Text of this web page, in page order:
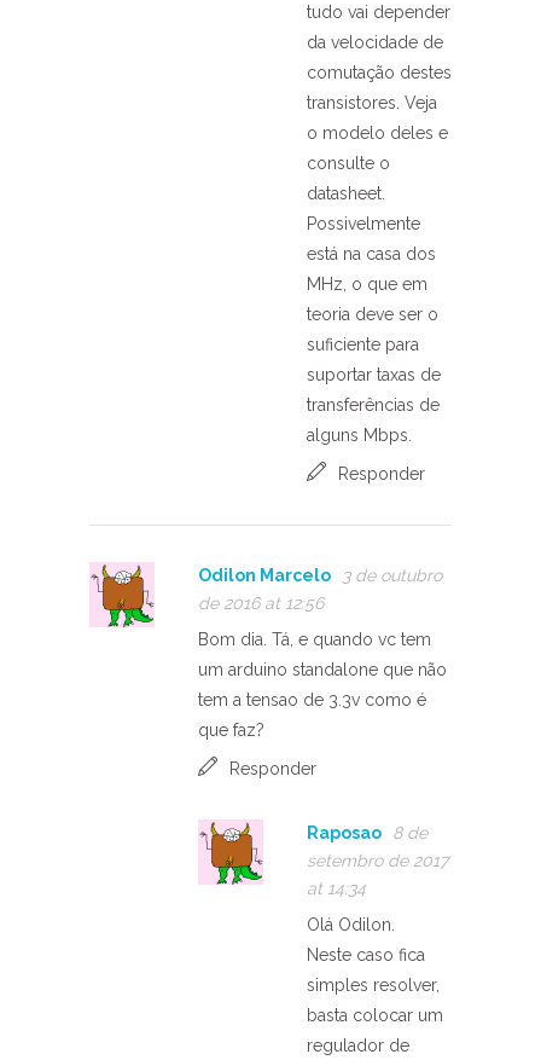
tudo vai depender
da velocidade de
comutação destes
transistores. Veja
o modelo deles e
consulte o
datasheet.
Possivelmente
está na casa dos
MHz, o que em
teoria deve ser o
suficiente para
suportar taxas de
transferências de
alguns Mbps.
Responder
Odilon Marcelo
3 de outubro
de 2016 at 12:56
Bom dia. Tá, e quando vc tem
um arduino standalone que não
tem a tensao de 3.3v como é
que faz?
Responder
Raposao
8 de
setembro de 2017
at 14:34
Olá Odilon.
Neste caso fica
simples resolver,
basta colocar um
regulador de